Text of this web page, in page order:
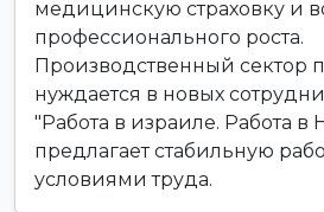
медицинскую страховку и
профессионального роста.
Производственный сектор
нуждается в новых
"Работа в израиле. Работа в
предлагает стабильную
условиями труда.